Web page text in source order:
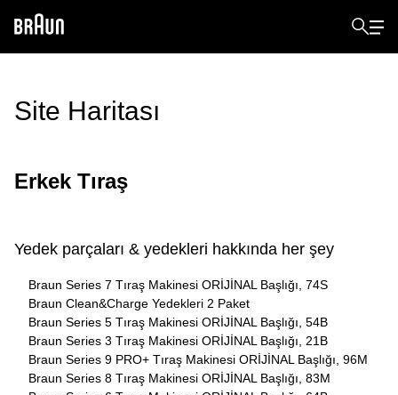
Site Haritası
Erkek Tıraş
Yedek parçaları & yedekleri hakkında her şey
Braun Series 7 Tıraş Makinesi ORİJİNAL Başlığı, 74S
Braun Clean&Charge Yedekleri 2 Paket
Braun Series 5 Tıraş Makinesi ORİJİNAL Başlığı, 54B
Braun Series 3 Tıraş Makinesi ORİJİNAL Başlığı, 21B
Braun Series 9 PRO+ Tıraş Makinesi ORİJİNAL Başlığı, 96M
Braun Series 8 Tıraş Makinesi ORİJİNAL Başlığı, 83M